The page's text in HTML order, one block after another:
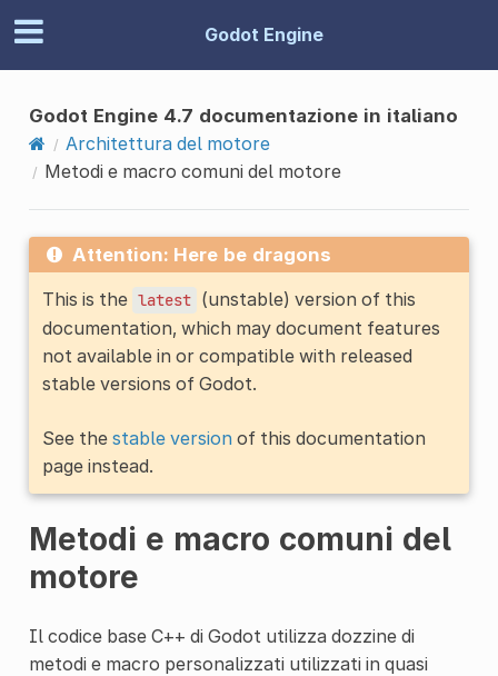
Godot Engine
Godot Engine 4.7 documentazione in italiano
Architettura del motore
Metodi e macro comuni del motore
Attention: Here be dragons
This is the latest (unstable) version of this
documentation, which may document features
not available in or compatible with released
stable versions of Godot.
See the stable versionof this documentation
page instead.
Metodi e macro comuni del
motore
Il codice base C++ di Godot utilizza dozzine di
metodi e macro personalizzati utilizzati in quasi